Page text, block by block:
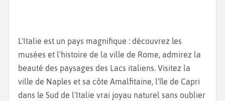
vous, ensuite, tout en haut de la tour et profitez de la
vue panoramique sur la ville. Pour vous détendre
durant votre week-end à Cagliari, baladez-vous dans
le cœur de la ville dans le quartier du Castello avec
L'Italie est un pays magnifique : découvrez les
musées et l'histoire de la ville de Rome, admirez la
beauté des paysages des Lacs italiens. Visitez la
ville de Naples et sa côte Amalfitaine, l'île de Capri
dans le Sud de l'Italie vrai joyau naturel sans oublier